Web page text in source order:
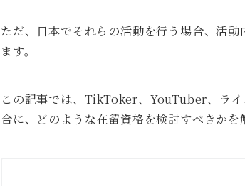
ただ、日本でそれらの活動を行う場合、活
ます。
この記事では、TikToker、YouTuber、ラ
合に、どのような在留資格を検討すべきかを